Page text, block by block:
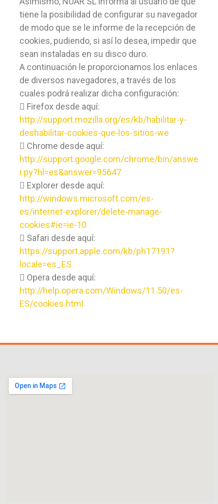
tiene la posibilidad de configurar su navegador
de modo que se le informe de la recepción de
cookies, pudiendo, si así lo desea, impedir que
sean instaladas en su disco duro.
A continuación le proporcionamos los enlaces
de diversos navegadores, a través de los
cuales podrá realizar dicha configuración:
 Firefox desde aquí:
http://support.mozilla.org/es/kb/habilitar-y-
deshabilitar-cookies-que-los-sitios-we
 Chrome desde aquí:
http://support.google.com/chrome/bin/answe
r.py?hl=es&answer=95647
 Explorer desde aquí:
http://windows.microsoft.com/es-
es/internet-explorer/delete-manage-
cookies#ie=ie-10
 Safari desde aquí:
https://support.apple.com/kb/ph17191?
locale=es_ES
 Opera desde aquí:
http://help.opera.com/Windows/11.50/es-
ES/cookies.html